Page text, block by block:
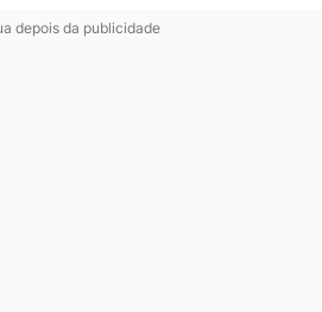
depois da publicidade